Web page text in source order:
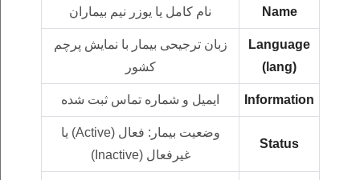
Name نام کامل یا یوزر نیم بیماران
Language
(lang)
زبان ترجیحی بیمار با نمایش پرچم
کشور
Information ایمیل و شماره تماس ثبت‌ شده
Status
وضعیت بیمار: فعال (Active) یا
غیرفعال (Inactive)